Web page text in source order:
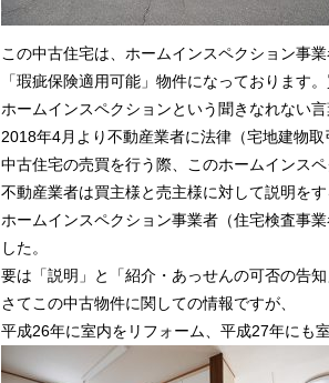
この中古住宅は、ホームインスペクション事
「瑕疵保険適用可能」物件になっております
ホームインスペクションという聞きなれない
2018年4月より不動産業者に法律（宅地建物
中古住宅の売買を行う際、このホームインスペ
不動産業者は買主様と売主様に対して説明をす
ホームインスペクション事業者（住宅検査事
した。
要は「説明」と「紹介・あっせんの可否の告
さてこの中古物件に関しての情報ですが、
平成26年に室内をリフォーム、平成27年にも